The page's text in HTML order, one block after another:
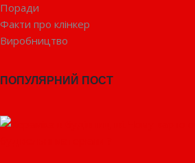
Поради
Факти про клінкер
Виробництво
ПОПУЛЯРНИЙ ПОСТ